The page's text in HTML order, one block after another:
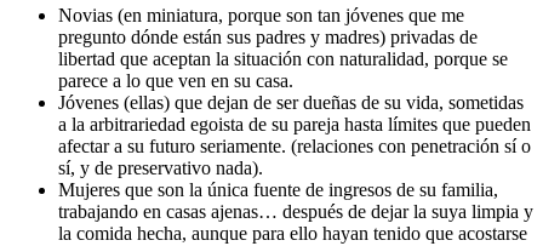
Novias (en miniatura, porque son tan jóvenes que me
pregunto dónde están sus padres y madres) privadas de
libertad que aceptan la situación con naturalidad, porque se
parece a lo que ven en su casa.
Jóvenes (ellas) que dejan de ser dueñas de su vida, sometidas
a la arbitrariedad egoista de su pareja hasta límites que pueden
afectar a su futuro seriamente. (relaciones con penetración sí o
sí, y de preservativo nada).
Mujeres que son la única fuente de ingresos de su familia,
trabajando en casas ajenas… después de dejar la suya limpia y
la comida hecha, aunque para ello hayan tenido que acostarse